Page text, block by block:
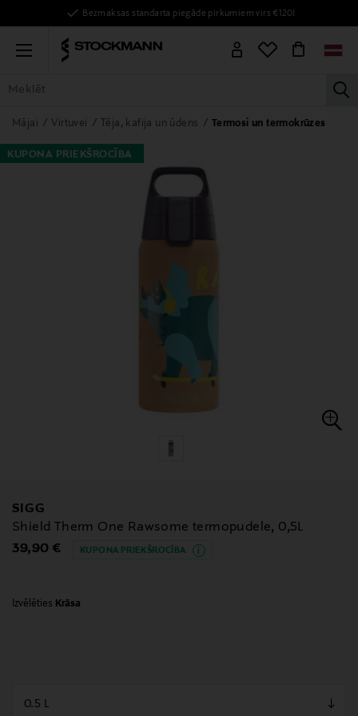
Bezmaksas standarta piegāde pirkumiem virs €120!
Menu
VISAS PRECES SIEVIETĒM VĪRIEŠIEM BĒRNIEM MĀJAI
Mājai Virtuvei Tēja, kafija un ūdens Termosi un termokrūzes
KUPONA PRIEKŠROCĪBA
SIGG
Shield Therm One Rawsome termopudele, 0,5L
Original Price
39,90 € KUPONA PRIEKŠROCĪBA
Izvēlēties Krāsa